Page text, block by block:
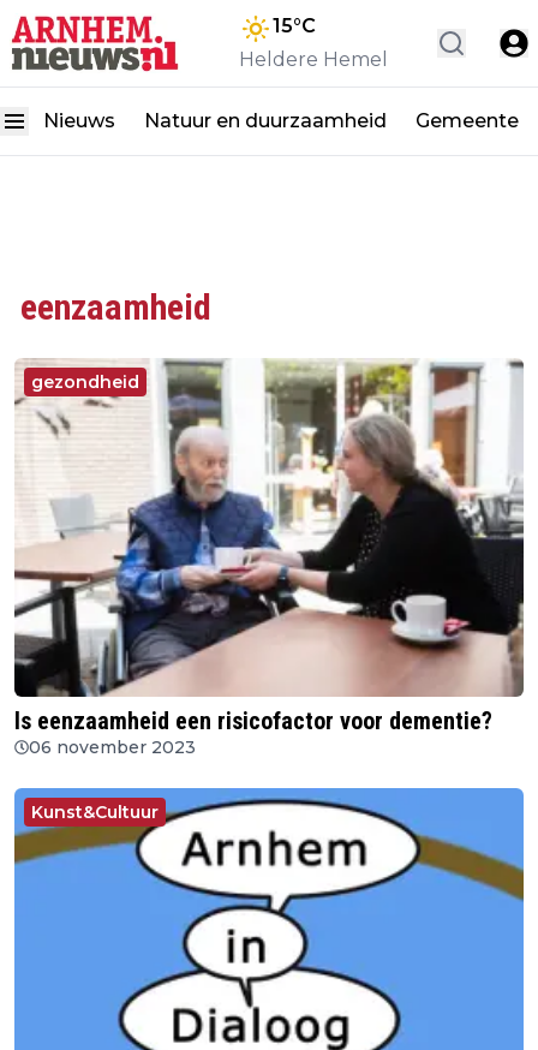
15°C
Heldere Hemel
Nieuws Natuur en duurzaamheid Gemeente
eenzaamheid
gezondheid
Is eenzaamheid een risicofactor voor dementie?
06 november 2023
Kunst&Cultuur